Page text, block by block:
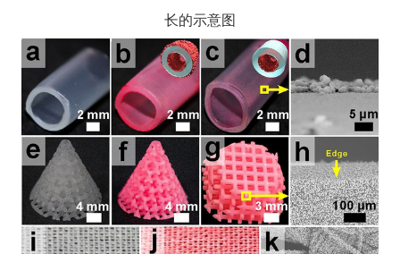
长的示意图